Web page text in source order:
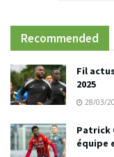
Recommended
Fil
2025
28/03/
Patrick
équipe